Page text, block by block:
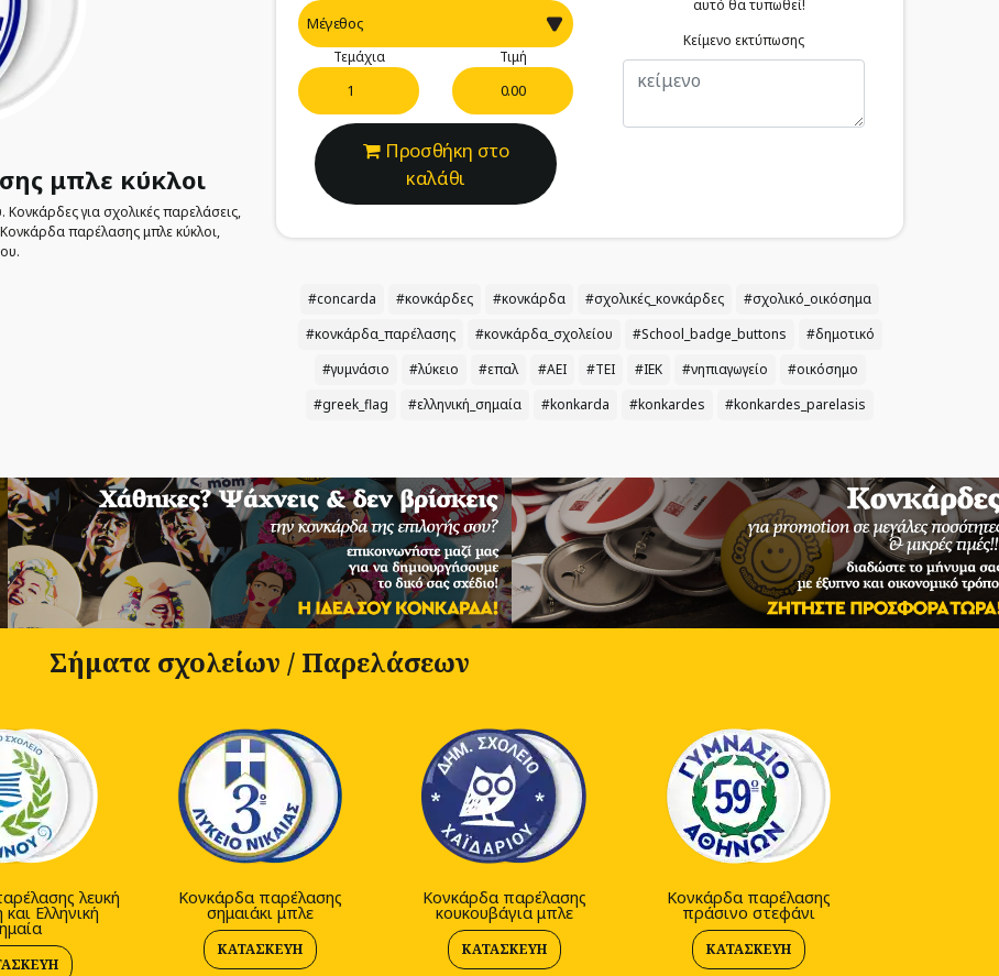
μπλε κύκλοι
για σχολικές παρελάσεις,
παρέλασης μπλε κύκλοι,
Τεμάχια Τιμή
0.00
Προσθήκη στο
καλάθι
αυτό θα τυπωθεί!
Κείμενο εκτύπωσης
#concarda #κονκάρδες #κονκάρδα #σχολικές_κονκάρδες
#σχολικό_οικόσημα
#κονκάρδα_παρέλασης
#κονκάρδα_σχολείου #School_badge_buttons
#δημοτικό
#γυμνάσιο
#λύκειο #επαλ #ΑΕΙ #ΤΕΙ #ΙΕΚ #νηπιαγωγείο
#οικόσημο
#greek_flag
#ελληνική_σημαία #konkarda #konkardes #konkardes_parelasis
Σήματα σχολείων / Παρελάσεων
λευκή
Ελληνική
Κονκάρδα παρέλασης
σημαιάκι μπλε
ΚΑΤΑΣΚΕΥΉ
Κονκάρδα παρέλασης
κουκουβάγια μπλε
ΚΑΤΑΣΚΕΥΉ
Κονκάρδα παρέλασης
πράσινο στεφάνι
ΚΑΤΑΣΚΕΥΉ